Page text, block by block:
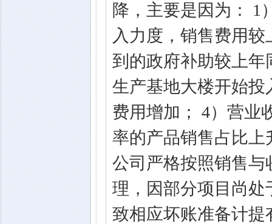
降，主要是因为： 1
入力度，销售费用
到的政府补助较上年
生产基地大楼开始
费用增加； 4）营业
率的产品销售占比上
公司严格按照销售
理，因部分项目尚
致相应坏账准备计提